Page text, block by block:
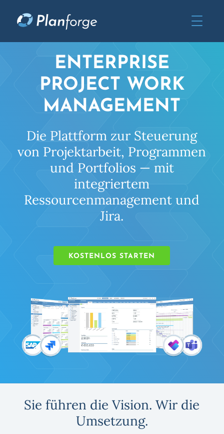
ENTERPRISE
PROJECT WORK
MANAGEMENT
Die Plattform zur Steuerung
von Projektarbeit, Programmen
und Portfolios — mit
integriertem
Ressourcenmanagement und
Jira.
KOSTENLOS STARTEN
Sie führen die Vision. Wir die
Umsetzung.